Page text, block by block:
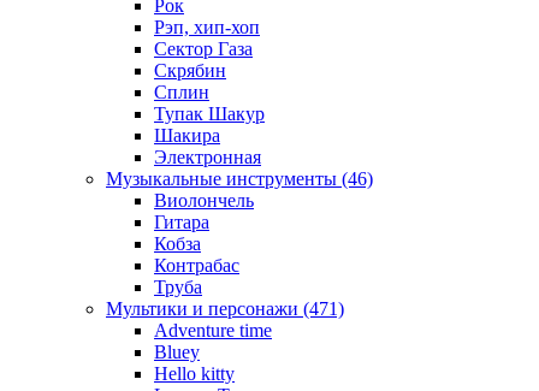
Рок
Рэп, хип-хоп
Сектор Газа
Скрябин
Сплин
Тупак Шакур
Шакира
Электронная
Музыкальные инструменты (46)
Виолончель
Гитара
Кобза
Контрабас
Труба
Мультики и персонажи (471)
Adventure time
Bluey
Hello kitty